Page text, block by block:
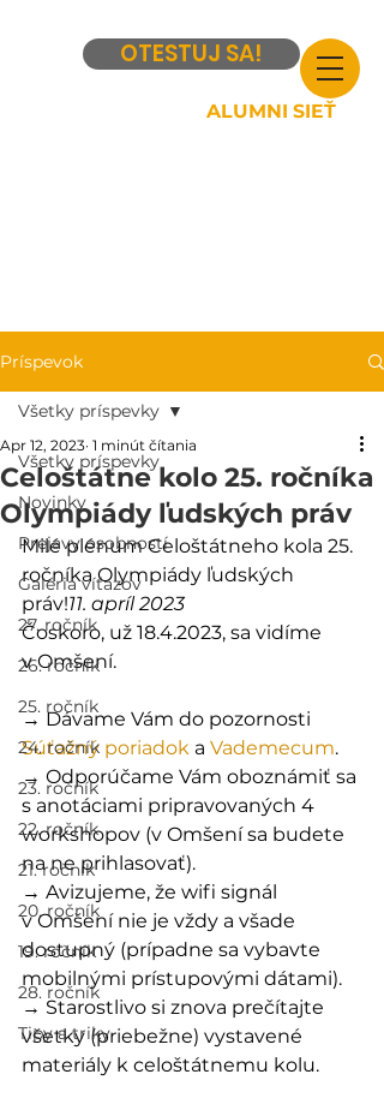
OTESTUJ SA!
ALUMNI SIEŤ
Príspevok
Všetky príspevky
Novinky
Prejavy osobností
Galéria víťazov
27. ročník
26. ročník
25. ročník
24. ročník
23. ročník
22. ročník
21. ročník
20. ročník
19. ročník
28. ročník
Tipy a triky
Všetky príspevky
Celoštátne kolo 25. ročníka
Olympiády ľudských práv
Apr 12, 2023 1 minút čítania
Milé plénum Celoštátneho kola 25.
ročníka Olympiády ľudských
práv!11. apríl 2023
Čoskoro, už 18.4.2023, sa vidíme
v Omšení.
→ Dávame Vám do pozornosti
Súťažný poriadok a Vademecum.
→ Odporúčame Vám oboznámiť sa
s anotáciami pripravovaných 4
workshopov (v Omšení sa budete
na ne prihlasovať).
→ Avizujeme, že wifi signál
v Omšení nie je vždy a všade
dostupný (prípadne sa vybavte
mobilnými prístupovými dátami).
→ Starostlivo si znova prečítajte
všetky (priebežne) vystavené
materiály k celoštátnemu kolu.